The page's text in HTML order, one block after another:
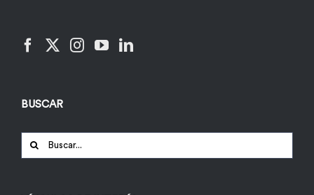
BUSCAR
Buscar: